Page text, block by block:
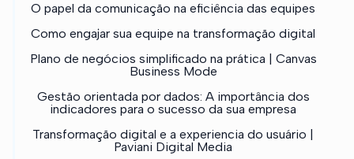
O papel da comunicação na eficiência das equipes
Como engajar sua equipe na transformação digital
Plano de negócios simplificado na prática | Canvas
Business Mode
Gestão orientada por dados: A importância dos
indicadores para o sucesso da sua empresa
Transformação digital e a experiencia do usuário |
Paviani Digital Media